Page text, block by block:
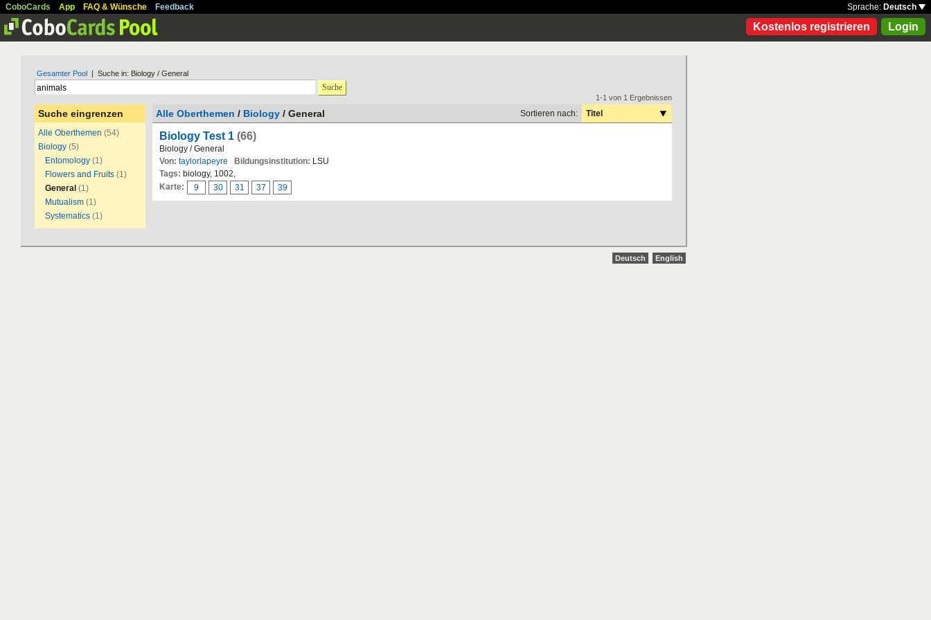
CoboCards App FAQ & Wünsche Feedback Sprache: Deutsch
Kostenlos registrieren Login
Gesamter Pool | Suche in: Biology / General
Suche
Suche eingrenzen
Alle Oberthemen (54)
Biology (5)
Entomology (1)
Flowers and Fruits (1)
General (1)
Mutualism (1)
Systematics (1)
1-1 von 1 Ergebnissen
Alle Oberthemen / Biology / General Sortieren nach: Titel
Biology Test 1 (66)
Biology / General
Von: taylorlapeyre Bildungsinstitution: LSU
Tags: biology, 1002,
Karte:
9 30 31 37 39
Deutsch English